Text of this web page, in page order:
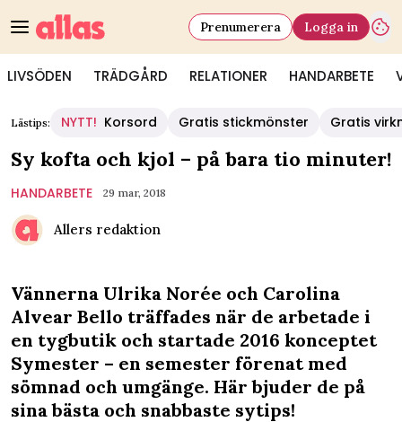
LIVSÖDEN TRÄDGÅRD RELATIONER HANDARBETE
Prenumerera Logga in
Lästips: NYTT! Korsord Gratis stickmönster Gratis
Sy kofta och kjol – på bara tio minuter!
HANDARBETE 29 mar, 2018
Allers redaktion
Vännerna Ulrika Norée och Carolina
Alvear Bello träffades när de arbetade i
en tygbutik och startade 2016 konceptet
Symester – en semester förenat med
sömnad och umgänge. Här bjuder de på
sina bästa och snabbaste sytips!